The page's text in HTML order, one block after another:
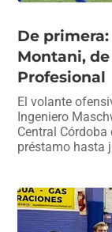
De
Montani,
Profesional
El volante
Ingeniero
Central Córdoba
préstamo hasta